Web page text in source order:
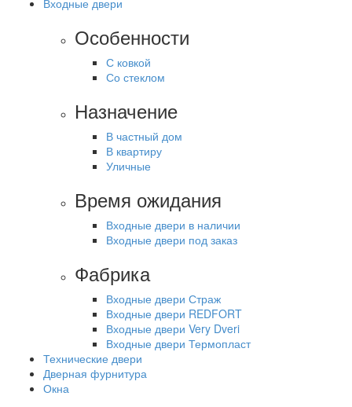
Входные двери
Особенности
С ковкой
Со стеклом
Назначение
В частный дом
В квартиру
Уличные
Время ожидания
Входные двери в наличии
Входные двери под заказ
Фабрика
Входные двери Страж
Входные двери REDFORT
Входные двери Very Dveri
Входные двери Термопласт
Технические двери
Дверная фурнитура
Окна